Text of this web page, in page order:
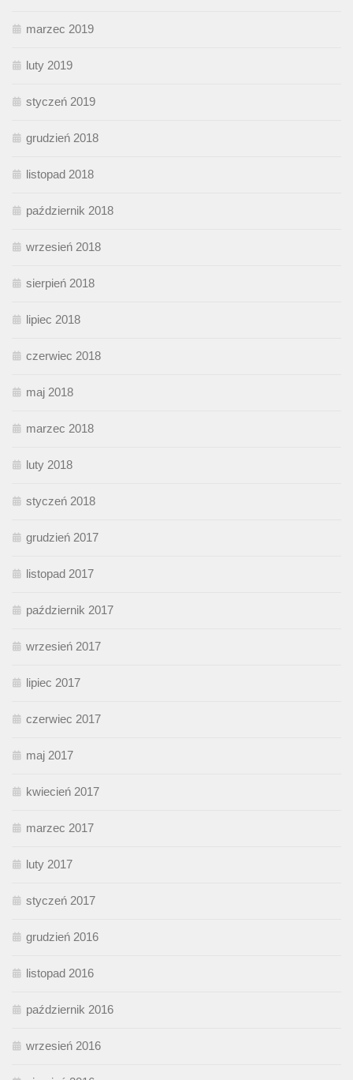
marzec 2019
luty 2019
styczeń 2019
grudzień 2018
listopad 2018
październik 2018
wrzesień 2018
sierpień 2018
lipiec 2018
czerwiec 2018
maj 2018
marzec 2018
luty 2018
styczeń 2018
grudzień 2017
listopad 2017
październik 2017
wrzesień 2017
lipiec 2017
czerwiec 2017
maj 2017
kwiecień 2017
marzec 2017
luty 2017
styczeń 2017
grudzień 2016
listopad 2016
październik 2016
wrzesień 2016